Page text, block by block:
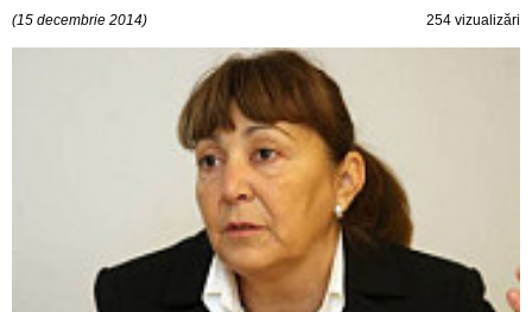
(15 decembrie 2014) 254 vizualizări